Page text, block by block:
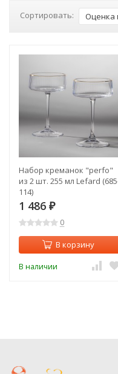
Сортировать: Оценка
Набор креманок "perfo"
из 2 шт. 255 мл Lefard
114)
1 486 ₽
0
В корзину
В наличии